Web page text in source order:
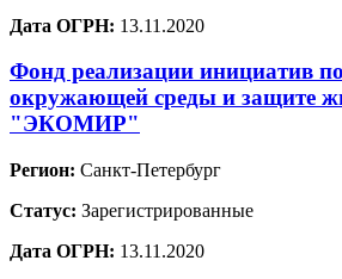
Дата ОГРН: 13.11.2020
Фонд реализации инициатив
окружающей среды и защите
"ЭКОМИР"
Регион: Санкт-Петербург
Статус: Зарегистрированные
Дата ОГРН: 13.11.2020